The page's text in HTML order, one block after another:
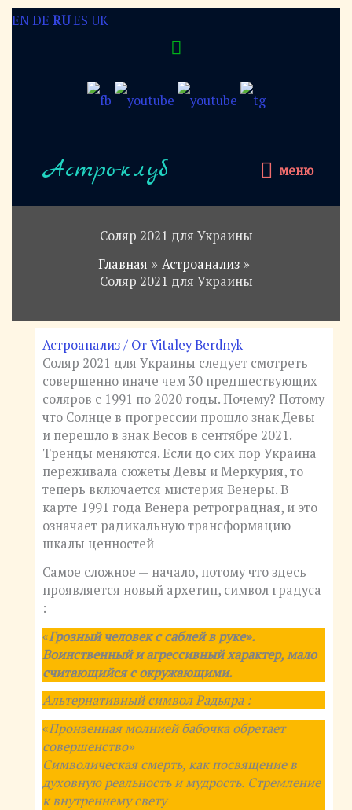
Перейти
к
хедером
Астро-клуб меню
меню
Соляр 2021 для Украины
Главная
Астроанализ
Соляр 2021 для Украины
Астроанализ/ ОтVitaley Berdnyk
Соляр 2021 для Украины следует смотреть
совершенно иначе чем 30 предшествующих
соляров с 1991 по 2020 годы. Почему? Потому
что Солнце в прогрессии прошло знак Девы
и перешло в знак Весов в сентябре 2021.
Тренды меняются. Если до сих пор Украина
переживала сюжеты Девы и Меркурия, то
теперь включается мистерия Венеры. В
карте 1991 года Венера ретроградная, и это
означает радикальную трансформацию
шкалы ценностей
Самое сложное — начало, потому что здесь
проявляется новый архетип, символ градуса
:
«Грозный человек с саблей в руке».
Воинственный и агрессивный характер, мало
считающийся с окружающими.
Альтернативный символ Радьяра :
«Пронзенная молнией бабочка обретает
совершенство»
Символическая смерть, как посвящение в
духовную реальность и мудрость. Стремление
к внутреннему свету
ENDE RUES UK